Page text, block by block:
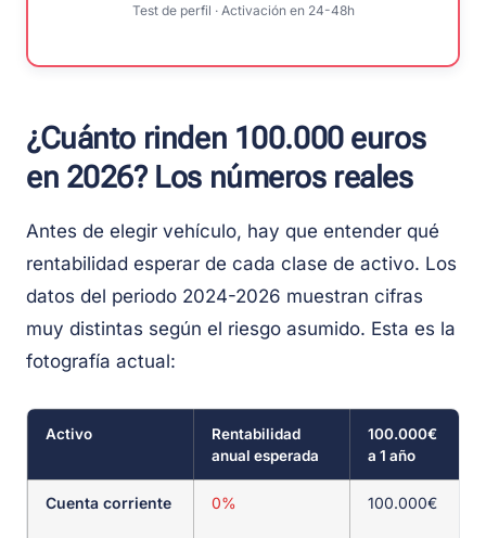
Test de perfil · Activación en 24-48h
¿Cuánto rinden 100.000 euros
en 2026? Los números reales
Antes de elegir vehículo, hay que entender qué
rentabilidad esperar de cada clase de activo. Los
datos del periodo 2024-2026 muestran cifras
muy distintas según el riesgo asumido. Esta es la
fotografía actual:
Activo
Rentabilidad
anual esperada
100.000€
a 1 año
Cuenta corriente 0% 100.000€